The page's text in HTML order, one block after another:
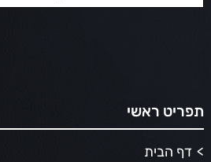
תפריט ראשי
דף הבית